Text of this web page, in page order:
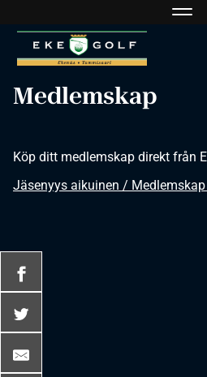
Medlemskap
Köp ditt medlemskap direkt från
Jäsenyys aikuinen / Medlemskap